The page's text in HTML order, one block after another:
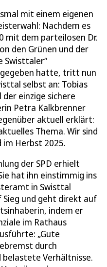
mit einem eigenen
Nachdem es
mit dem parteilosen Dr.
den Grünen und der
Swisttaler“
hatte, tritt nun
selbst an: Tobias
einzige sichere
Petra Kalkbrenner
aktuell erklärt:
Thema. Wir sind
im Herbst 2025.
der SPD erhielt
hat ihn einstimmig ins
in Swisttal
und geht direkt auf
indem er
im Rathaus
„Gute
durch
Verhältnisse.